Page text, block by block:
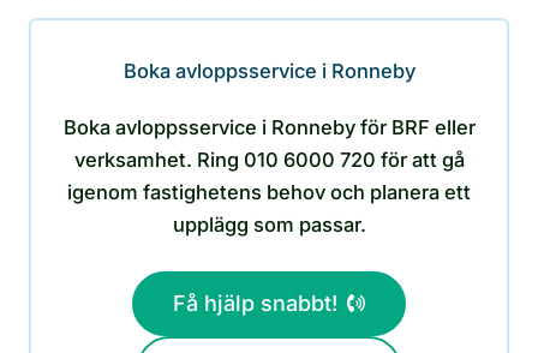
Boka avloppsservice i Ronneby
Boka avloppsservice i Ronneby för BRF eller
verksamhet. Ring 010 6000 720 för att gå
igenom fastighetens behov och planera ett
upplägg som passar.
Få hjälp snabbt!